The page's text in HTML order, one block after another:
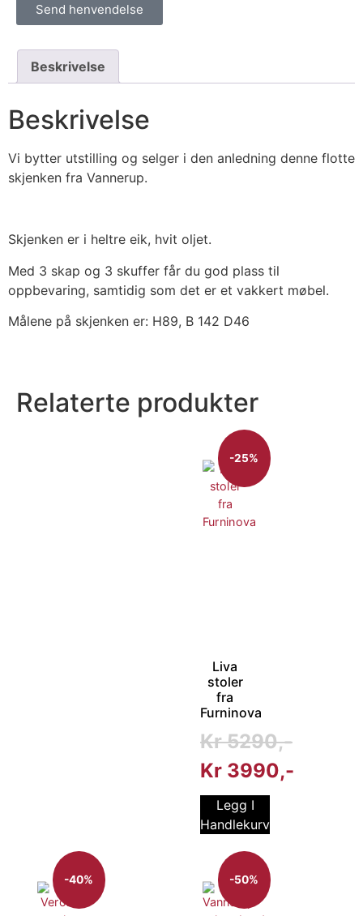
Send henvendelse
Beskrivelse
Beskrivelse
Vi bytter utstilling og selger i den anledning denne flotte
skjenken fra Vannerup.
Skjenken er i heltre eik, hvit oljet.
Med 3 skap og 3 skuffer får du god plass til
oppbevaring, samtidig som det er et vakkert møbel.
Målene på skjenken er: H89, B 142 D46
Relaterte produkter
-25%
Liva
stoler
fra
Furninova
Kr5290
Kr 3990
Legg I
Handlekurv
-40% -50%